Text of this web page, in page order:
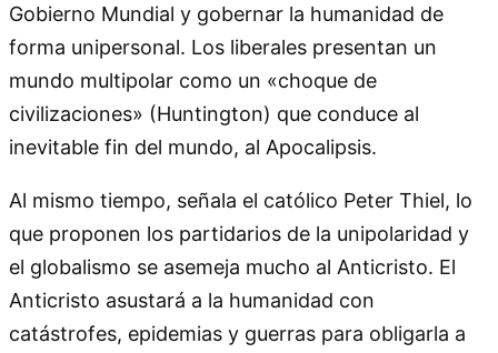
Gobierno Mundial y gobernar la humanidad de
forma unipersonal. Los liberales presentan un
mundo multipolar como un «choque de
civilizaciones» (Huntington) que conduce al
inevitable fin del mundo, al Apocalipsis.
Al mismo tiempo, señala el católico Peter Thiel, lo
que proponen los partidarios de la unipolaridad y
el globalismo se asemeja mucho al Anticristo. El
Anticristo asustará a la humanidad con
catástrofes, epidemias y guerras para obligarla a